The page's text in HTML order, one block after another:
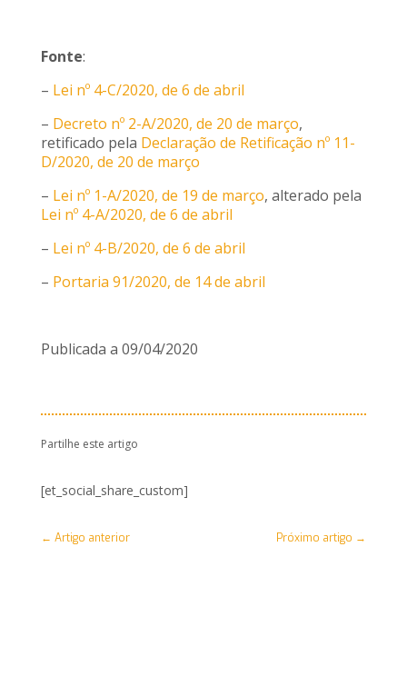
Fonte:
– Lei nº 4-C/2020, de 6 de abril
– Decreto nº 2-A/2020, de 20 de março,
retificado pela Declaração de Retificação nº 11-
D/2020, de 20 de março
– Lei nº 1-A/2020, de 19 de março, alterado pela
Lei nº 4-A/2020, de 6 de abril
– Lei nº 4-B/2020, de 6 de abril
– Portaria 91/2020, de 14 de abril
Publicada a 09/04/2020
Partilhe este artigo
[et_social_share_custom]
← Artigo anterior Próximo artigo →